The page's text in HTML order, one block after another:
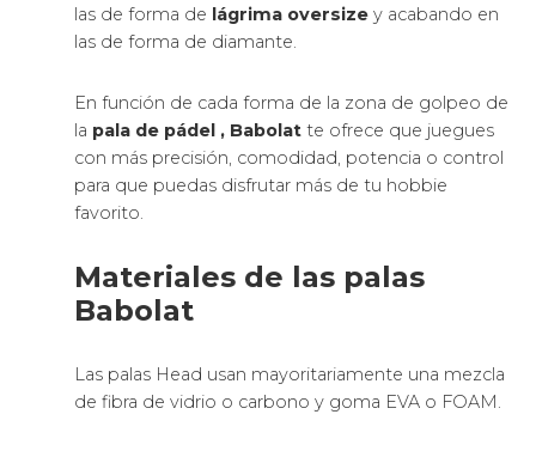
las de forma de lágrima oversize y acabando en
las de forma de diamante.
En función de cada forma de la zona de golpeo de
la pala de pádel , Babolat te ofrece que juegues
con más precisión, comodidad, potencia o control
para que puedas disfrutar más de tu hobbie
favorito.
Materiales de las palas
Babolat
Las palas Head usan mayoritariamente una mezcla
de fibra de vidrio o carbono y goma EVA o FOAM.